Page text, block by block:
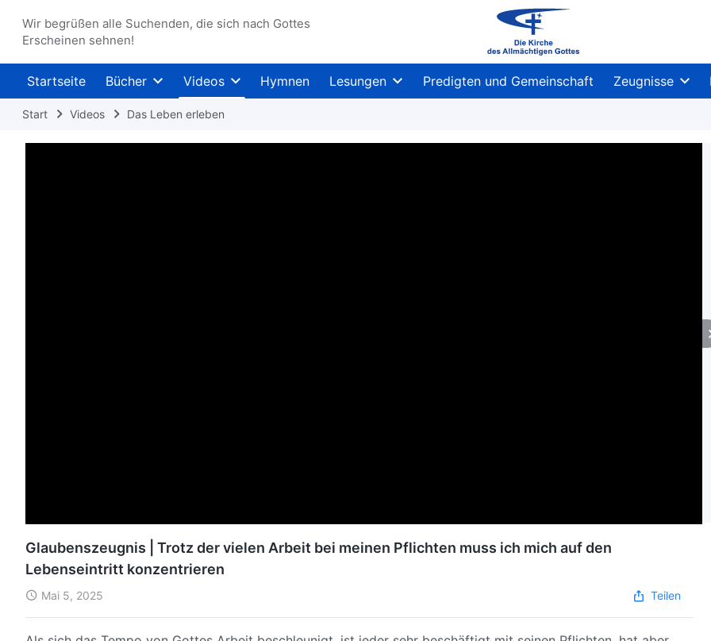
Wir begrüßen alle Suchenden, die sich nach Gottes
Erscheinen sehnen!
Startseite Bücher Videos Hymnen Lesungen Predigten und Gemeinschaft Zeugnisse
Start Videos Das Leben erleben
Glaubenszeugnis | Trotz der vielen Arbeit bei meinen Pflichten muss ich mich auf den
Lebenseintritt konzentrieren
Mai 5, 2025 Teilen